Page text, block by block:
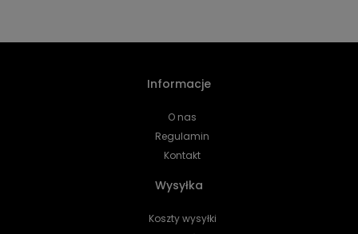
Informacje
O nas
Regulamin
Kontakt
Wysyłka
Koszty wysyłki